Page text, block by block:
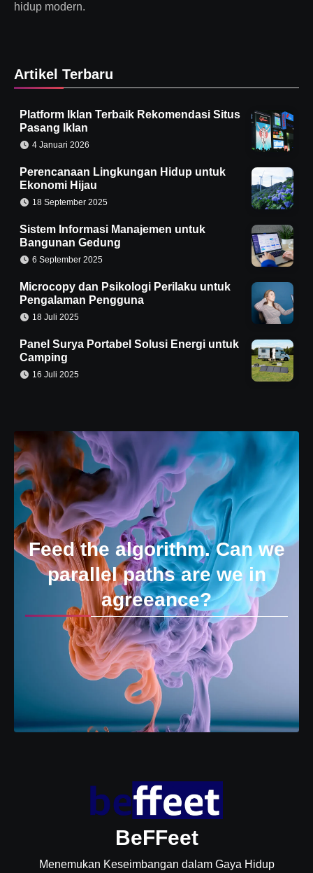
hidup modern.
Artikel Terbaru
Platform Iklan Terbaik Rekomendasi Situs
Pasang Iklan
4 Januari 2026
Perencanaan Lingkungan Hidup untuk
Ekonomi Hijau
18 September 2025
Sistem Informasi Manajemen untuk
Bangunan Gedung
6 September 2025
Microcopy dan Psikologi Perilaku untuk
Pengalaman Pengguna
18 Juli 2025
Panel Surya Portabel Solusi Energi untuk
Camping
16 Juli 2025
Feed the algorithm. Can we
parallel paths are we in
agreeance?
BeFFeet
Menemukan Keseimbangan dalam Gaya Hidup